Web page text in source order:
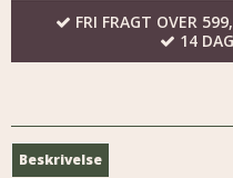
FRI FRAGT OVER
14
Beskrivelse